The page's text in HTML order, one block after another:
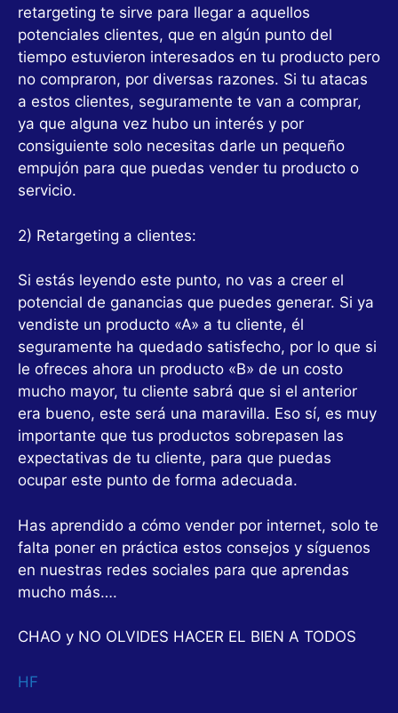
retargeting te sirve para llegar a aquellos
potenciales clientes, que en algún punto del
tiempo estuvieron interesados en tu producto pero
no compraron, por diversas razones. Si tu atacas
a estos clientes, seguramente te van a comprar,
ya que alguna vez hubo un interés y por
consiguiente solo necesitas darle un pequeño
empujón para que puedas vender tu producto o
servicio.
2) Retargeting a clientes:
Si estás leyendo este punto, no vas a creer el
potencial de ganancias que puedes generar. Si ya
vendiste un producto «A» a tu cliente, él
seguramente ha quedado satisfecho, por lo que si
le ofreces ahora un producto «B» de un costo
mucho mayor, tu cliente sabrá que si el anterior
era bueno, este será una maravilla. Eso sí, es muy
importante que tus productos sobrepasen las
expectativas de tu cliente, para que puedas
ocupar este punto de forma adecuada.
Has aprendido a cómo vender por internet, solo te
falta poner en práctica estos consejos y síguenos
en nuestras redes sociales para que aprendas
mucho más….
CHAO y NO OLVIDES HACER EL BIEN A TODOS
HF